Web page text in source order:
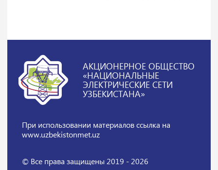
АКЦИОНЕРНОЕ ОБЩЕСТВО
«НАЦИОНАЛЬНЫЕ
ЭЛЕКТРИЧЕСКИЕ СЕТИ
УЗБЕКИСТАНА»
При использовании материаловссылка на
www.uzbekistonmet.uz
© Все права защищены 2019 - 2026